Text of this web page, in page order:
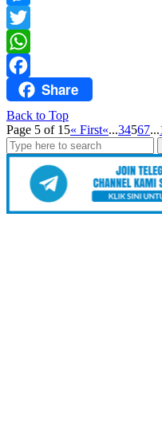
Messenger
Twitter
WhatsApp
FacebookShare
Back to Top
Page 5 of 15« First«...34567...
Search
for: